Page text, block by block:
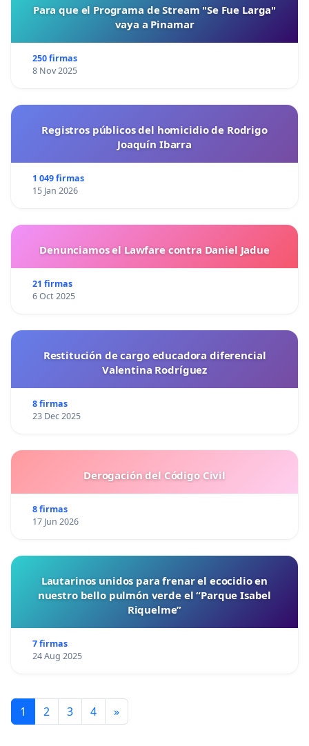
Para que el Programa de Stream "Se Fue Larga"
vaya a Pinamar
250 firmas
8 Nov 2025
Registros públicos del homicidio de Rodrigo
Joaquín Ibarra
1 049 firmas
15 Jan 2026
Denunciamos el Lawfare contra Daniel Jadue
21 firmas
6 Oct 2025
Restitución de cargo educadora diferencial
Valentina Rodríguez
8 firmas
23 Dec 2025
Derogación del Código Civil
8 firmas
17 Jun 2026
Lautarinos unidos para frenar el ecocidio en
nuestro bello pulmón verde el “Parque Isabel
Riquelme”
7 firmas
24 Aug 2025
1 2 3 4 »